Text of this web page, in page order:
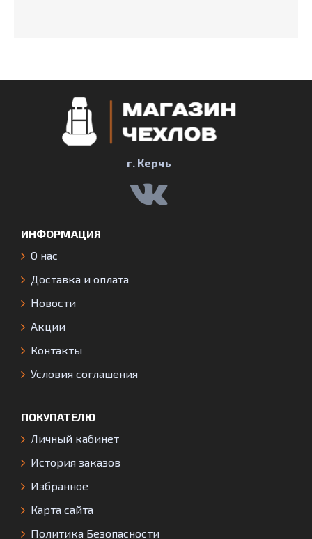
г. Керчь
ИНФОРМАЦИЯ
О нас
Доставка и оплата
Новости
Акции
Контакты
Условия соглашения
ПОКУПАТЕЛЮ
Личный кабинет
История заказов
Избранное
Карта сайта
Политика Безопасности